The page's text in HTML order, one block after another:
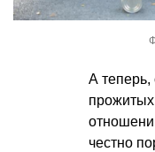
А теперь,
честно